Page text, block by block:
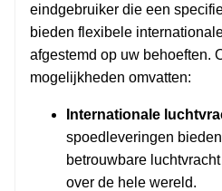
eindgebruiker die een
bieden flexibele
afgestemd op uw behoeften.
mogelijkheden omvatten:
Internationale
spoedleveringen
betrouwbare
over de hele wereld.